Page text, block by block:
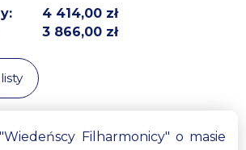
4 414,00 zł
3 866,00 zł
Filharmonicy" o masie